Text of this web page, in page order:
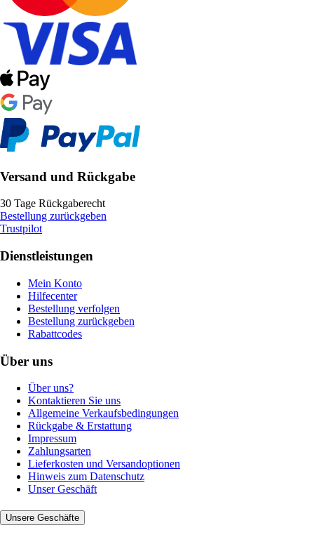
Versand und Rückgabe
30 Tage Rückgaberecht
Bestellung zurückgeben
Trustpilot
Dienstleistungen
Mein Konto
Hilfecenter
Bestellung verfolgen
Bestellung zurückgeben
Rabattcodes
Über uns
Über uns?
Kontaktieren Sie uns
Allgemeine Verkaufsbedingungen
Rückgabe & Erstattung
Impressum
Zahlungsarten
Lieferkosten und Versandoptionen
Hinweis zum Datenschutz
Unser Geschäft
Unsere Geschäfte